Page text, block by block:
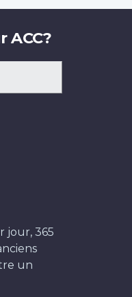
ACC?
jour, 365
un